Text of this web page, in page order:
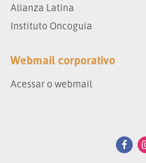
Alianza Latina
Instituto Oncoguia
Webmail corporativo
Acessar o webmail